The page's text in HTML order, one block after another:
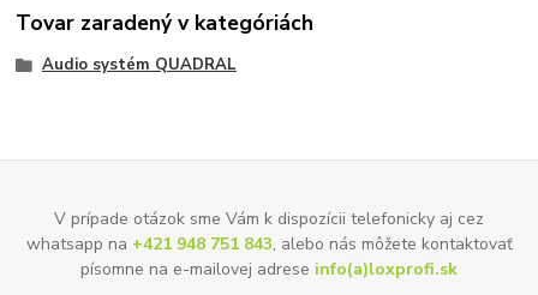
Tovar zaradený v kategóriách
Audio systém QUADRAL
V prípade otázok sme Vám k dispozícii telefonicky aj cez
whatsapp na +421 948 751 843, alebo nás môžete kontaktovať
písomne na e-mailovej adrese info(a)loxprofi.sk